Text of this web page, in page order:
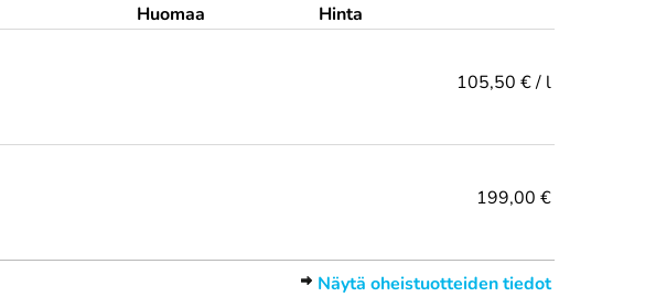
Huomaa Hinta
105,50 € / l
199,00 €
Näytä oheistuotteiden tiedot